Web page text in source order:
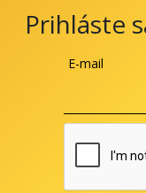
Prihláste
E-mail